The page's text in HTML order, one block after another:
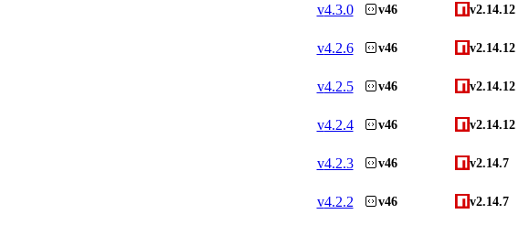
v4.3.0 v46 v2.14.12
v4.2.6 v46 v2.14.12
v4.2.5 v46 v2.14.12
v4.2.4 v46 v2.14.12
v4.2.3 v46 v2.14.7
v4.2.2 v46 v2.14.7